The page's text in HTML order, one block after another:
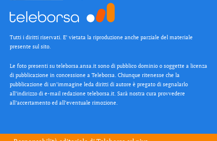
Tutti i diritti riservati. E’ vietata la riproduzione anche parziale del materiale
presente sul sito.
Le foto presenti su teleborsa.ansa.it sono di pubblico dominio o soggette a licenza
di pubblicazione in concessione a Teleborsa. Chiunque ritenesse che la
pubblicazione di un’immagine leda diritti di autore è pregato di segnalarlo
all’indirizzo di e-mail redazione teleborsa.it. Sarà nostra cura provvedere
all’accertamento ed all’eventuale rimozione.